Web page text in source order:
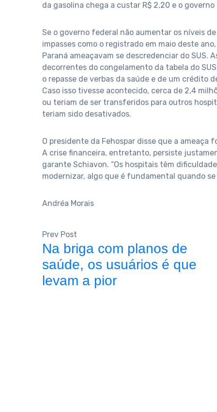
da gasolina chega a custar R$ 2,20 e o
Se o governo federal não aumentar os níveis
impasses como o registrado em maio deste
Paraná ameaçavam se descredenciar do
decorrentes do congelamento da tabela do
o repasse de verbas da saúde e de um crédito
Caso isso tivesse acontecido, cerca de 2,4
ou teriam de ser transferidos para outros
teriam sido desativados.
O presidente da Fehospar disse que a
A crise financeira, entretanto, persiste
garante Schiavon. “Os hospitais têm
modernizar, algo que é fundamental quando
Andréa Morais
Prev Post
Na briga com planos de
saúde, os usuários é que
levam a pior